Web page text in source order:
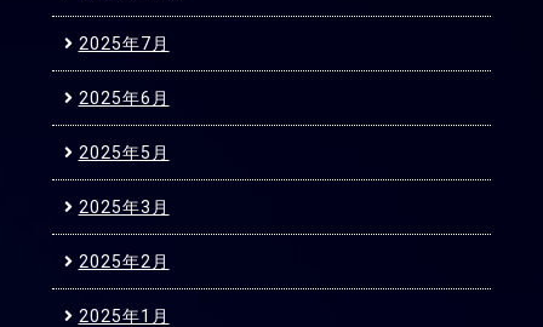
2025年7月
2025年6月
2025年5月
2025年3月
2025年2月
2025年1月